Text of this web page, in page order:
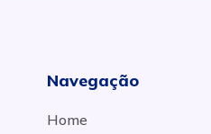
Navegação
Home